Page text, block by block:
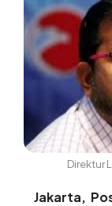
Direktur
Jakarta,